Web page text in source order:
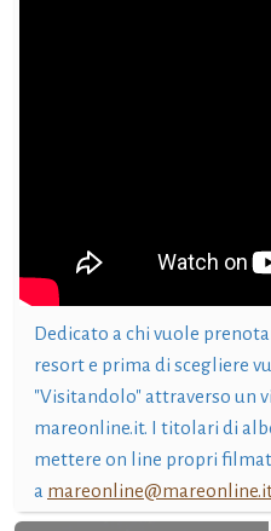
Dedicato a chi vuole
resort e prima di scegliere
"Visitandolo" attraverso un
mareonline.it. I titolari di
mettere on line propri
a